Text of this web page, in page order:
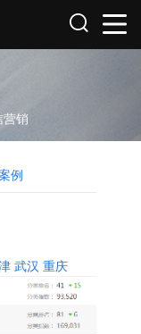
销
例
武汉 重庆